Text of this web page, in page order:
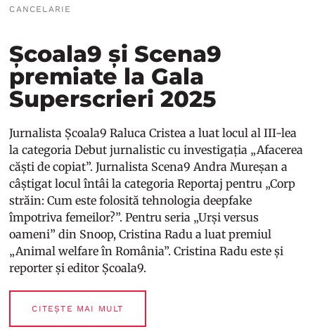
CANCELARIE
Școala9 și Scena9
premiate la Gala
Superscrieri 2025
Jurnalista Școala9 Raluca Cristea a luat locul al III-lea
la categoria Debut jurnalistic cu investigația „Afacerea
căști de copiat”. Jurnalista Scena9 Andra Mureșan a
câștigat locul întâi la categoria Reportaj pentru „Corp
străin: Cum este folosită tehnologia deepfake
împotriva femeilor?”. Pentru seria „Urși versus
oameni” din Snoop, Cristina Radu a luat premiul
„Animal welfare în România”. Cristina Radu este și
reporter și editor Școala9.
CITEȘTE MAI MULT